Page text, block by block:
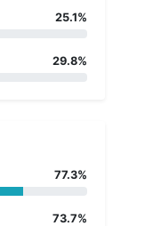
25.1%
29.8%
77.3%
73.7%